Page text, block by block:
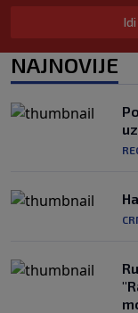
NAJNOVIJE